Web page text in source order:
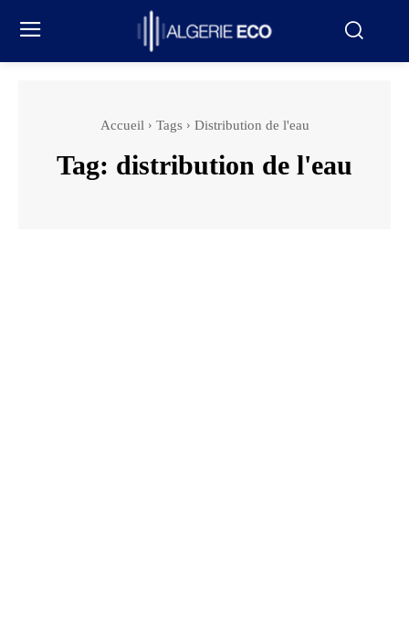
Accueil Tags Distribution de l'eau
Tag: distribution de l'eau